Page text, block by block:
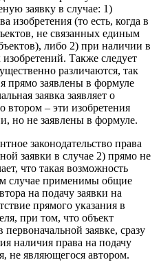
заявку в случае: 1)
изобретения (то есть, когда в
не связанных единым
либо 2) при наличии в
Также следует
различаются, так
прямо заявлены в формуле
заявка заявляет о
втором – эти изобретения
но не заявлены в формуле.
законодательство права
заявки в случае 2) прямо не
что такая возможность
случае применимы общие
на подачу заявки на
прямого указания в
при том, что объект
заявке, сразу
наличия права на подачу
не являющегося автором.